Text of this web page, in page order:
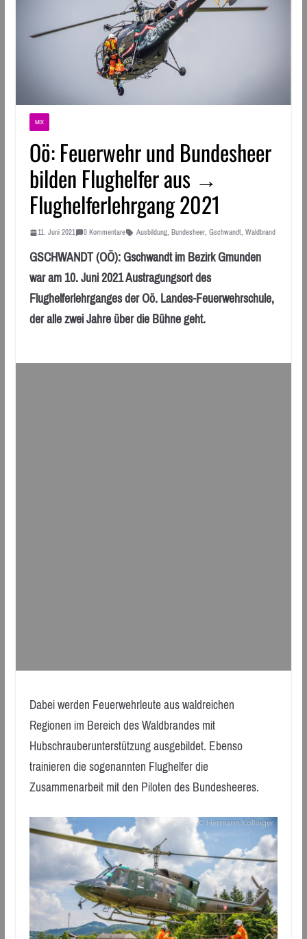
MIX
Oö: Feuerwehr und Bundesheer
bilden Flughelfer aus →
Flughelferlehrgang 2021
11. Juni 2021 0 Kommentare Ausbildung, Bundesheer, Gschwandt, Waldbrand
GSCHWANDT (OÖ): Gschwandt im Bezirk Gmunden
war am 10. Juni 2021 Austragungsort des
Flughelferlehrganges der Oö. Landes-Feuerwehrschule,
der alle zwei Jahre über die Bühne geht.
Dabei werden Feuerwehrleute aus waldreichen
Regionen im Bereich des Waldbrandes mit
Hubschrauberunterstützung ausgebildet. Ebenso
trainieren die sogenannten Flughelfer die
Zusammenarbeit mit den Piloten des Bundesheeres.